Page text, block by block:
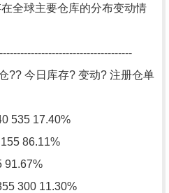
全球主要仓库的分布变动情
?? 今日库存? 变动? 注册仓单
535 17.40%
86.11%
91.67%
300 11.30%